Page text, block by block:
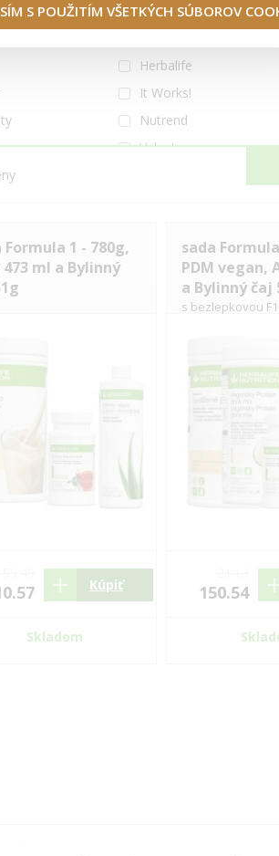
Herbalife
It Works!
Nutrend
Valentus
Formula 1 - 780g,
ml a Bylinný
Kúpiť
Skladom
sada
PDM vegan,
a Bylinný čaj
s bezlepkovou F1
150.54
S POUŽITÍM VŠETKÝCH SÚBOROV